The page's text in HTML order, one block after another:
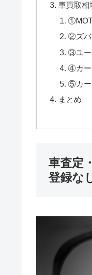
車買取相
②ズバ
③ユー
④カー
⑤カー
まとめ
車査定
登録な